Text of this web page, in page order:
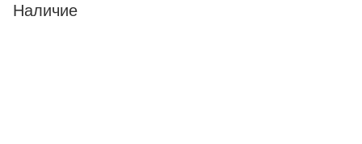
Наличие